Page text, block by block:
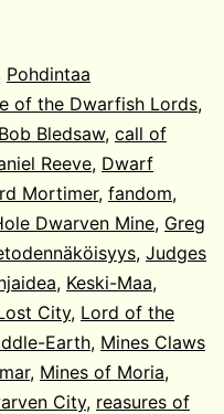
Pohdintaa
of the Dwarfish Lords,
Bob Bledsaw, call of
Reeve, Dwarf
Mortimer, fandom,
Dwarven Mine, Greg
, Judges
, Keski-Maa,
City, Lord of the
Earth, Mines Claws
, Mines of Moria,
City, reasures of